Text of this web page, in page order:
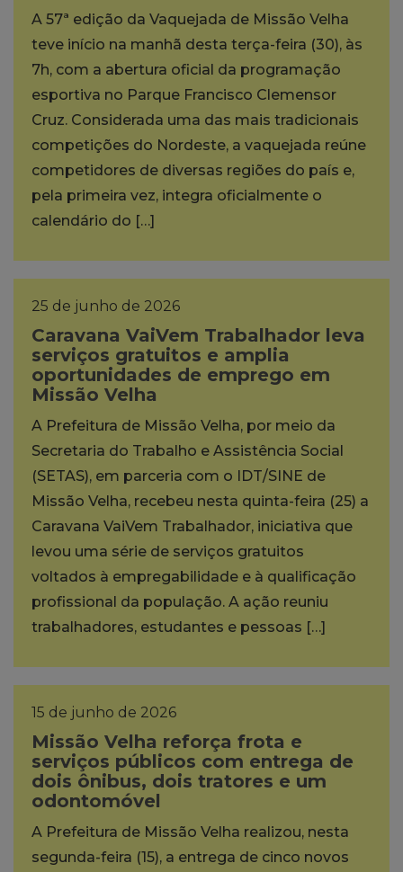
A 57ª edição da Vaquejada de Missão Velha
teve início na manhã desta terça-feira (30), às
7h, com a abertura oficial da programação
esportiva no Parque Francisco Clemensor
Cruz. Considerada uma das mais tradicionais
competições do Nordeste, a vaquejada reúne
competidores de diversas regiões do país e,
pela primeira vez, integra oficialmente o
calendário do […]
25 de junho de 2026
Caravana VaiVem Trabalhador leva
serviços gratuitos e amplia
oportunidades de emprego em
Missão Velha
A Prefeitura de Missão Velha, por meio da
Secretaria do Trabalho e Assistência Social
(SETAS), em parceria com o IDT/SINE de
Missão Velha, recebeu nesta quinta-feira (25) a
Caravana VaiVem Trabalhador, iniciativa que
levou uma série de serviços gratuitos
voltados à empregabilidade e à qualificação
profissional da população. A ação reuniu
trabalhadores, estudantes e pessoas […]
15 de junho de 2026
Missão Velha reforça frota e
serviços públicos com entrega de
dois ônibus, dois tratores e um
odontomóvel
A Prefeitura de Missão Velha realizou, nesta
segunda-feira (15), a entrega de cinco novos